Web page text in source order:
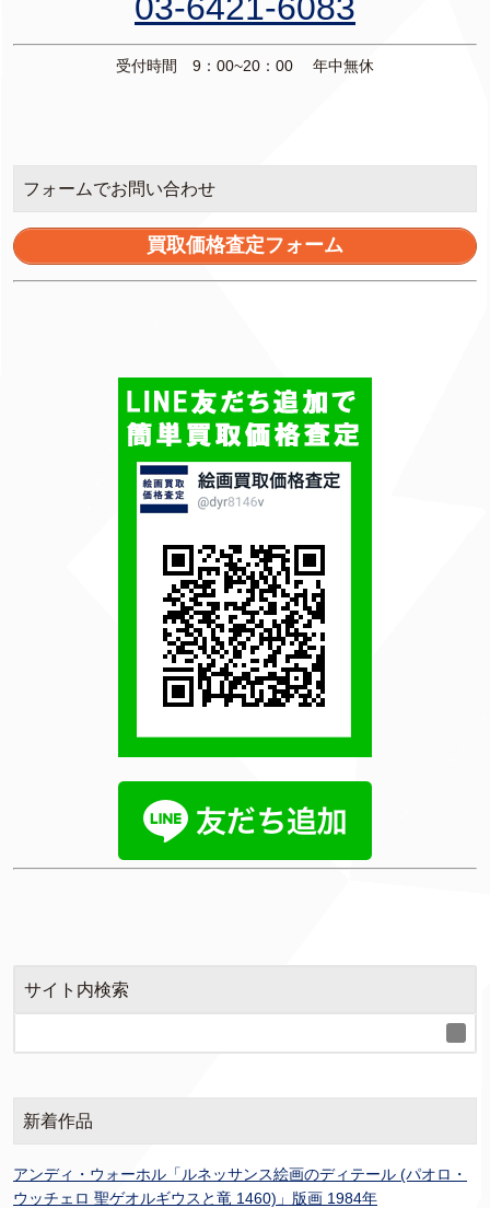
受付時間 9：00~20：00 年中無休
フォームでお問い合わせ
買取価格査定フォーム
サイト内検索
新着作品
アンディ・ウォーホル「ルネッサンス絵画のディテール (パオロ・
ウッチェロ 聖ゲオルギウスと竜 1460)」版画 1984年